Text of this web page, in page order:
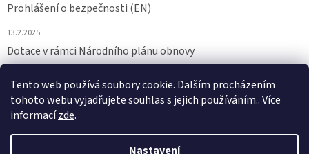
Tento web používá soubory cookie. Dalším procházením
tohoto webu vyjadřujete souhlas s jejich používáním.. Více
informacízde.
Nastavení
Prohlášení o bezpečnosti (EN)
13.2.2025
Dotace v rámci Národního plánu obnovy
ARCHIV